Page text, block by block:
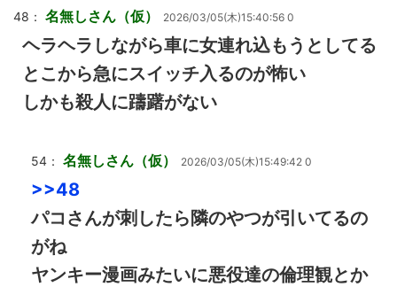
48： 名無しさん（仮） 2026/03/05(木)15:40:56 0
ヘラヘラしながら車に女連れ込もうとしてる
とこから急にスイッチ入るのが怖い
しかも殺人に躊躇がない
54： 名無しさん（仮） 2026/03/05(木)15:49:42 0
>>48
パコさんが刺したら隣のやつが引いてるの
がね
ヤンキー漫画みたいに悪役達の倫理観とか